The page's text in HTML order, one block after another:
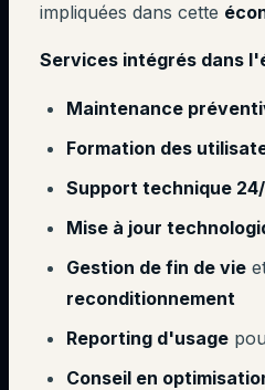
impliquées dans cette
Services intégrés dans
Maintenance
Formation des
Support technique
Mise à jour
Gestion de fin de vie
reconditionnement
Reporting d'usage
Conseil en